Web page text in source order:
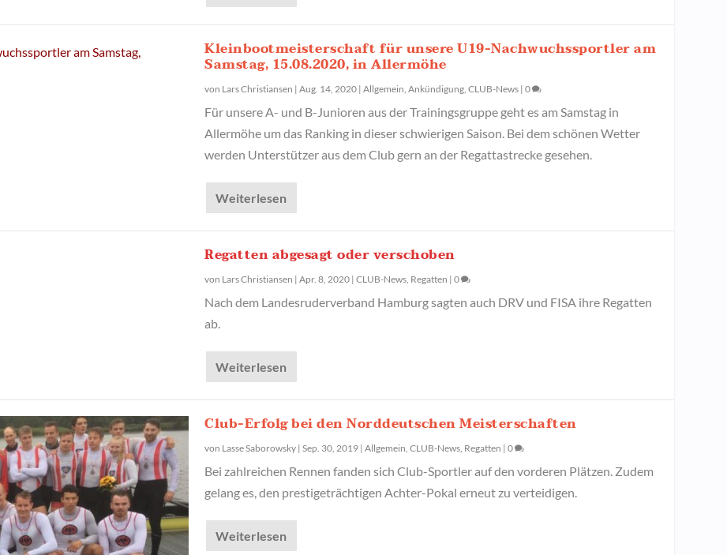
Kleinbootmeisterschaft für unsere U19-Nachwuchssportler am
Samstag, 15.08.2020, in Allermöhe
von Lars Christiansen | Aug. 14, 2020 | Allgemein Ankündigung CLUB-News | 0
Für unsere A- und B-Junioren aus der Trainingsgruppe geht es am Samstag in
Allermöhe um das Ranking in dieser schwierigen Saison. Bei dem schönen Wetter
werden Unterstützer aus dem Club gern an der Regattastrecke gesehen.
Weiterlesen
Regatten abgesagt oder verschoben
von Lars Christiansen | Apr. 8, 2020 | CLUB-News Regatten | 0
Nach dem Landesruderverband Hamburg sagten auch DRV und FISA ihre Regatten
ab.
Weiterlesen
Club-Erfolg bei den Norddeutschen Meisterschaften
von Lasse Saborowsky | Sep. 30, 2019 | Allgemein CLUB-News Regatten | 0
Bei zahlreichen Rennen fanden sich Club-Sportler auf den vorderen Plätzen. Zudem
gelang es, den prestigeträchtigen Achter-Pokal erneut zu verteidigen.
Weiterlesen